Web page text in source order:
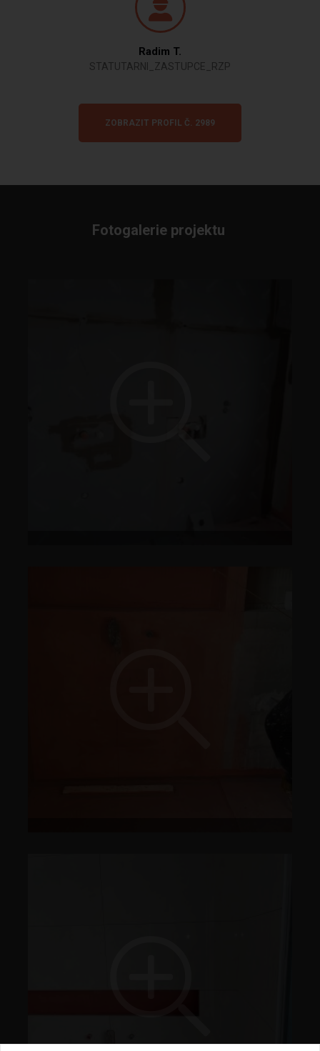
Radim T.
STATUTARNI_ZASTUPCE_RZP
ZOBRAZIT PROFIL Č. 2989
Fotogalerie projektu